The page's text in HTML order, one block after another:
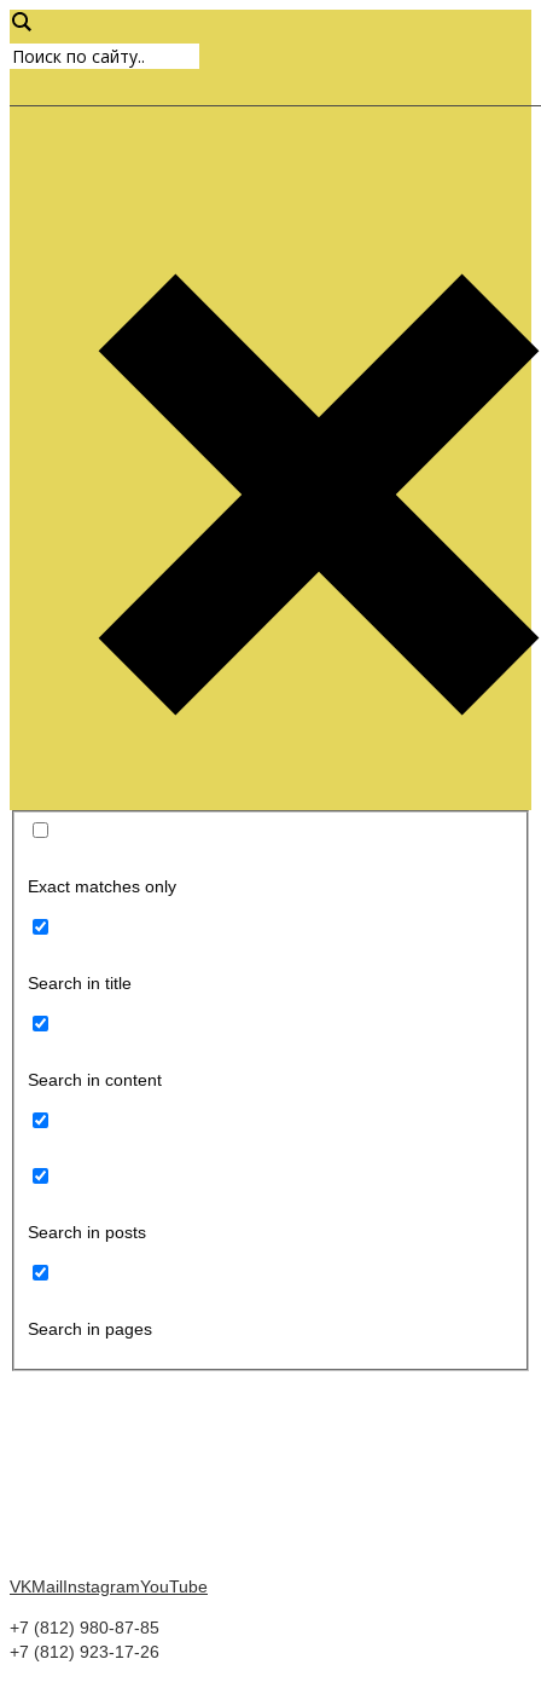
Exact matches only
Search in title
Search in content
Search in posts
Search in pages
VKMailInstagramYouTube
+7 (812) 980-87-85
+7 (812) 923-17-26